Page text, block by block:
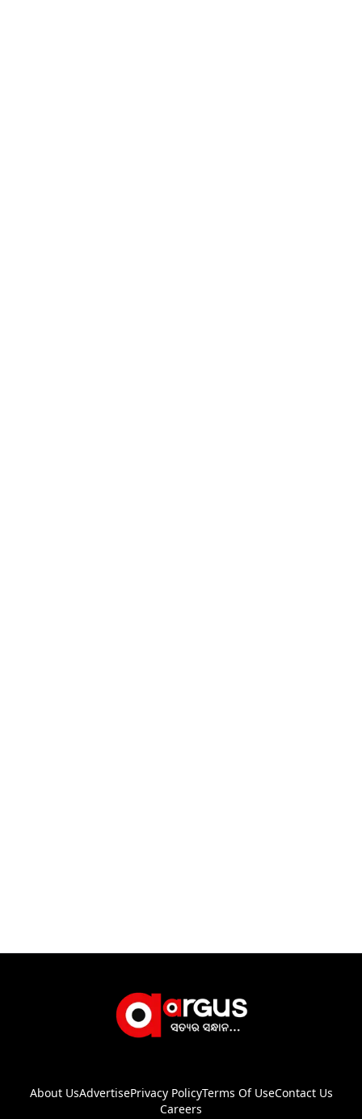
About UsAdvertisePrivacy PolicyTerms Of UseContact Us
Careers